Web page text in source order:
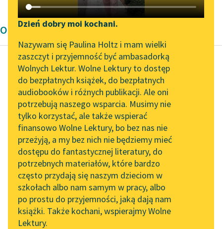
Katalog DAISY
Podkasty o książkach
Zgłoś brak utworu
Aktualności
„Prokurator Alicja Horn”
do słuchania
Byliśmy częścią AI Impact
Lab
Zapraszamy na spotkanie
online z tłumaczkami
literatury skandynawskiej
Spotkanie z Katarzyną
Tunkiel w Oslo
102. lata temu zmarł
Joseph Conrad
Narzędzia
Mapa Wolnych Lektur
Leśmianator
Przewodnik dla piszących i
czytających
API
OAI-PMH
Widget Wolnych Lektur
Przypisy
Dzień dobry moi kochani.
Nazywam się Paulina Holtz i mam wielki
zaszczyt i przyjemność być ambasadorką
Wolnych Lektur. Wolne Lektury to dostęp
do bezpłatnych książek, do bezpłatnych
audiobooków i różnych publikacji. Ale oni
potrzebują naszego wsparcia. Musimy nie
tylko korzystać, ale także wspierać
finansowo Wolne Lektury, bo bez nas nie
przeżyją, a my bez nich nie będziemy mieć
dostępu do fantastycznej literatury, do
potrzebnych materiałów, które bardzo
często przydają się naszym dzieciom w
szkołach albo nam samym w pracy, albo
po prostu do przyjemności, jaką dają nam
książki. Także kochani, wspierajmy Wolne
Lektury.
Opowiadanie Wita Szostaka
Wit Szostak
Posłowie
z szarej ogólności
przedświtu wyłania się
konkret starego mostu
na Wiśle, który od
wieków łączył...
Czytaj więcej